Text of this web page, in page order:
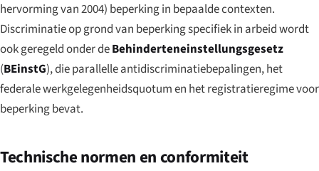
hervorming van 2004) beperking in bepaalde contexten.
Discriminatie op grond van beperking specifiek in arbeid wordt
ook geregeld onder deBehinderteneinstellungsgesetz
(BEinstG), die parallelle antidiscriminatiebepalingen, het
federale werkgelegenheidsquotum en het registratieregime voor
beperking bevat.
Technische normen en conformiteit